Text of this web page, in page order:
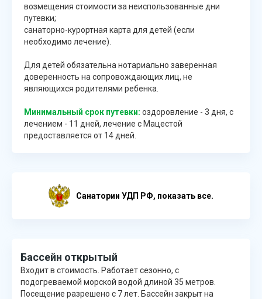
возмещения стоимости за неиспользованные дни
путевки;
санаторно-курортная карта для детей (если
необходимо лечение).
Для детей обязательна нотариально заверенная
доверенность на сопровождающих лиц, не
являющихся родителями ребенка.
Минимальный срок путевки: оздоровление - 3 дня, с
лечением - 11 дней, лечение с Мацестой
предоставляется от 14 дней.
Cанатории УДП РФ, показать все.
Бассейн открытый
Входит в стоимость. Работает сезонно, с
подогреваемой морской водой длиной 35 метров.
Посещение разрешено с 7 лет. Бассейн закрыт на